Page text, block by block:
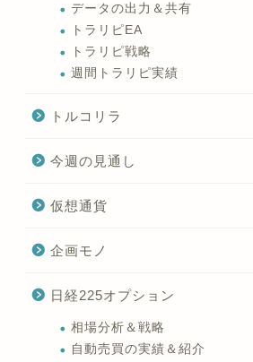
データの出力＆共有
トラリピEA
トラリピ戦略
週間トラリピ実績
トルコリラ
今週の見通し
仮想通貨
企画モノ
日経225オプション
相場分析＆戦略
自動売買の実績＆紹介